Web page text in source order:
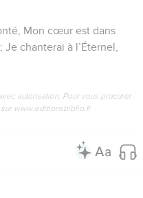
Mon cœur est dans
chanterai à l’Éternel,
autorisation. Pour vous procurer
www.editionsbiblio.fr